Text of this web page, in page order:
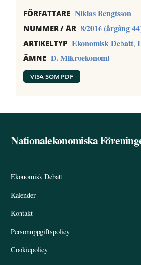
FÖRFATTARE Niklas Bengtsson
NUMMER / ÅR 8/2016 (årgång
ARTIKELTYP Ekonomisk Debatt,
ÄMNE D. Mikroekonomi
VISA SOM PDF
Back
Nationalekonomiska
Ekonomisk Debatt
Kalender
Kontakt
Personuppgiftspolicy
Cookiepolicy